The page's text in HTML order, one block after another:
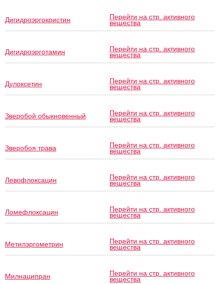
Дигидроэргокристин Перейти на стр. активного
вещества
Дигидроэрготамин Перейти на стр. активного
вещества
Дулоксетин Перейти на стр. активного
вещества
Зверобой обыкновенный Перейти на стр. активного
вещества
Зверобоя трава Перейти на стр. активного
вещества
Левофлоксацин Перейти на стр. активного
вещества
Ломефлоксацин Перейти на стр. активного
вещества
Метилэргометрин Перейти на стр. активного
вещества
Милнаципран Перейти на стр. активного
вещества